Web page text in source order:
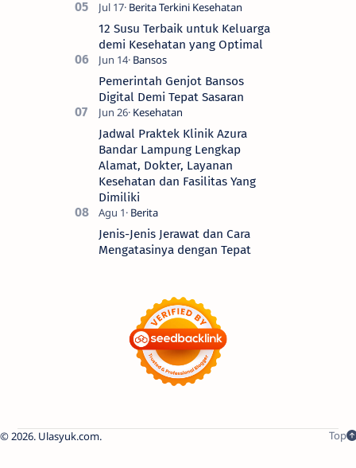
12 Susu Terbaik untuk Keluarga
demi Kesehatan yang Optimal
Pemerintah Genjot Bansos
Digital Demi Tepat Sasaran
Jadwal Praktek Klinik Azura
Bandar Lampung Lengkap
Alamat, Dokter, Layanan
Kesehatan dan Fasilitas Yang
Dimiliki
Jenis-Jenis Jerawat dan Cara
Mengatasinya dengan Tepat
2026. Ulasyuk.com.